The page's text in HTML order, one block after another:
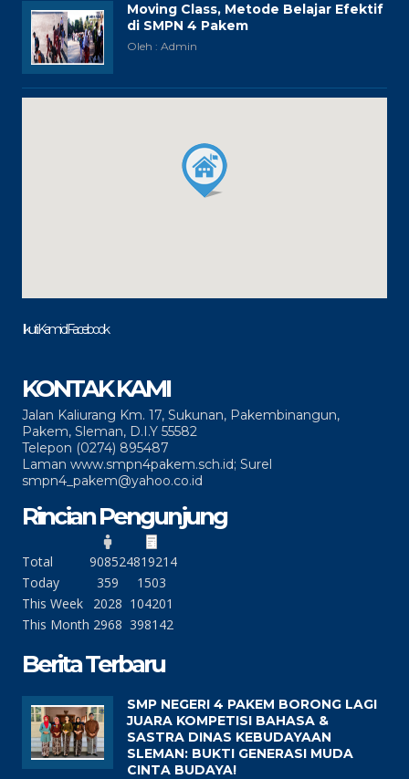
Moving Class, Metode Belajar Efektif
di SMPN 4 Pakem
Oleh : Admin
Ikuti Kami di Facebook
KONTAK KAMI
Jalan Kaliurang Km. 17, Sukunan, Pakembinangun,
Pakem, Sleman, D.I.Y 55582
Telepon (0274) 895487
Laman www.smpn4pakem.sch.id; Surel
smpn4_pakem@yahoo.co.id
Rincian Pengunjung
Total 908524819214
Today
359
1503
This Week
2028 104201
This Month 2968 398142
Berita Terbaru
SMP NEGERI 4 PAKEM BORONG LAGI
JUARA KOMPETISI BAHASA &
SASTRA DINAS KEBUDAYAAN
SLEMAN: BUKTI GENERASI MUDA
CINTA BUDAYA!